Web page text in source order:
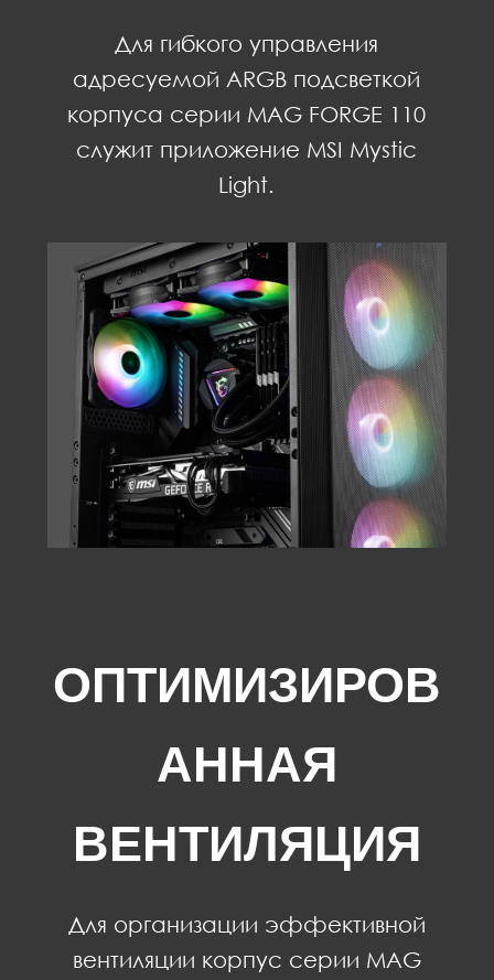
Для гибкого управления
адресуемой ARGB подсветкой
корпуса серии MAG FORGE 110
служит приложение MSI Mystic
Light.
ОПТИМИЗИРОВ
АННАЯ
ВЕНТИЛЯЦИЯ
Для организации эффективной
вентиляции корпус серии MAG